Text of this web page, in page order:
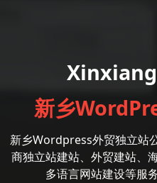
新乡
新乡Wordpress外贸独立站
商独立站建站、外贸建站、
多语言网站建设等服